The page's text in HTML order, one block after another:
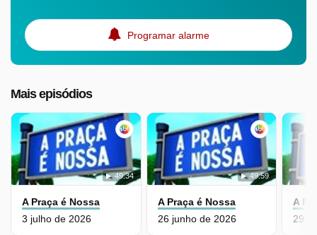
Programar alarme
Mais episódios
49:34
A Praça é Nossa
3 julho de 2026
49:59
A Praça é Nossa
26 junho de 2026
A
29